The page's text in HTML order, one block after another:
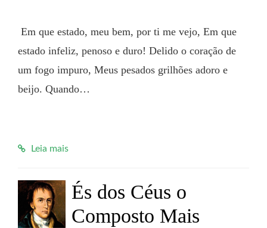
estado infeliz, penoso e duro! Delido o coração de
um fogo impuro, Meus pesados grilhões adoro e
beijo. Quando…
Leia mais
És dos Céus o
Composto Mais